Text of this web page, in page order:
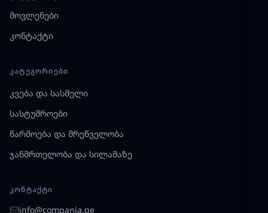
მოვლენები
კონტაქტი
ᲙᲐᲢᲔᲒᲝᲠᲘᲔᲑᲘ
კვება და სასმელი
სასტუმროები
წარმოება და მრეწველობა
ჯანმრთელობა და სილამაზე
ᲙᲝᲜᲢᲐᲥᲢᲘ
info@compania.ge